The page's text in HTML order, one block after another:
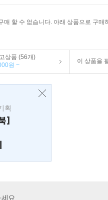
매 할 수 없습니다. 아래 상품으로 구매
상품 (56개)
원 ~
이 상품을
획
]